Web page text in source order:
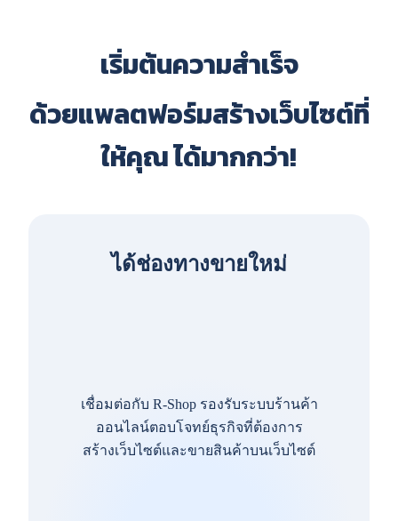
เริ่มต้นความสำเร็จ
ด้วยแพลตฟอร์มสร้างเว็บไซต์ที่
ให้คุณ ได้มากกว่า!
ได้ช่องทางขายใหม่
เชื่อมต่อกับ R-Shop รองรับระบบร้านค้า
ออนไลน์ตอบโจทย์ธุรกิจที่ต้องการ
สร้างเว็บไซต์และขายสินค้าบนเว็บไซต์